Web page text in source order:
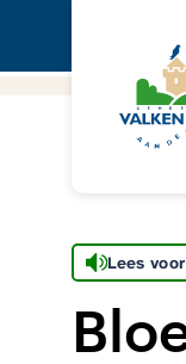
Lees voor